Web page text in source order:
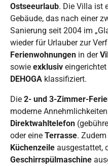
Ostseeurlaub. Die Villa ist
Gebäude, das nach einer
Sanierung seit 2004 im
wieder für Urlauber zur
Ferienwohnungen in der
sowie exklusiv
DEHOGA klassifiziert.
Die 2- und 3-Zimmer-
moderne
Direktwahltelefon
oder eine Terrasse.
Küchenzeile ausgestattet,
Geschirrspülmaschine